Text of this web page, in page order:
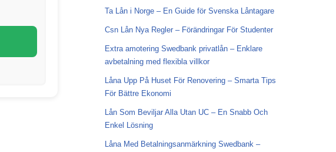
Ta Lån i Norge – En Guide för Svenska Låntagare
Csn Lån Nya Regler – Förändringar För Studenter
Extra amotering Swedbank privatlån – Enklare
avbetalning med flexibla villkor
Låna Upp På Huset För Renovering – Smarta Tips
För Bättre Ekonomi
Lån Som Beviljar Alla Utan UC – En Snabb Och
Enkel Lösning
Låna Med Betalningsanmärkning Swedbank –